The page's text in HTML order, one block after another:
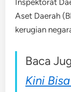
Aset Daerah
kerugian
Baca
Kini